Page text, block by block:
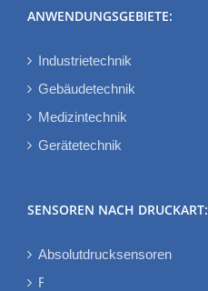
ANWENDUNGSGEBIETE:
Industrietechnik
Gebäudetechnik
Medizintechnik
Gerätetechnik
SENSOREN NACH DRUCKART:
Absolutdrucksensoren
Relativdrucksensoren